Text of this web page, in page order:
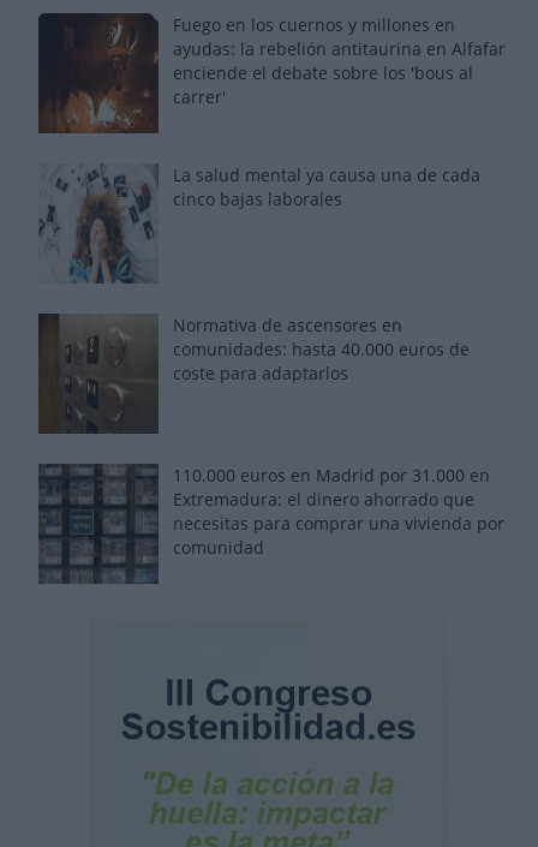
Fuego en los cuernos y millones en
ayudas: la rebelión antitaurina en Alfafar
enciende el debate sobre los 'bous al
carrer'
La salud mental ya causa una de cada
cinco bajas laborales
Normativa de ascensores en
comunidades: hasta 40.000 euros de
coste para adaptarlos
110.000 euros en Madrid por 31.000 en
Extremadura: el dinero ahorrado que
necesitas para comprar una vivienda por
comunidad